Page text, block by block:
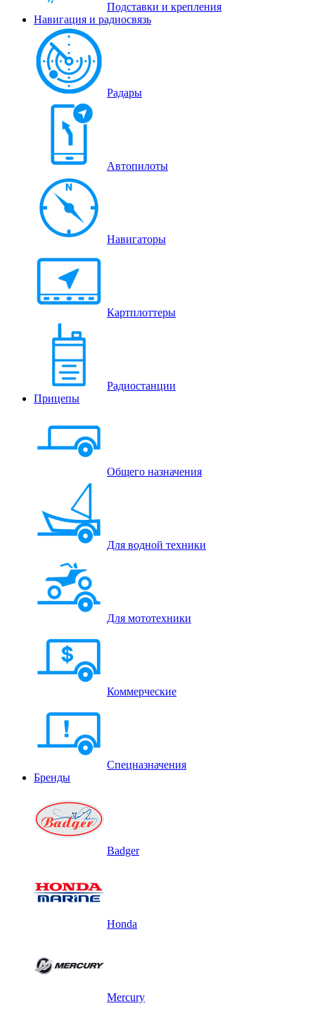
Подставки и крепления
Навигация и радиосвязь
Радары
Автопилоты
Навигаторы
Картплоттеры
Радиостанции
Прицепы
Общего назначения
Для водной техники
Для мототехники
Коммерческие
Спецназначения
Бренды
Badger
Honda
Mercury